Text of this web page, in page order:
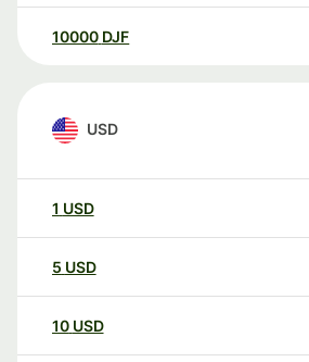
10000 DJF
USD
1 USD
5 USD
10 USD